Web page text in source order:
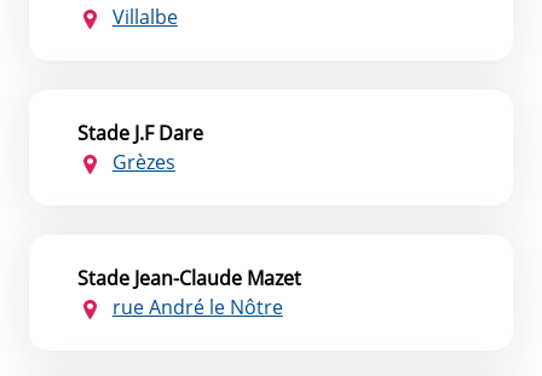
Villalbe
Stade J.F Dare
Grèzes
Stade Jean-Claude Mazet
rue André le Nôtre